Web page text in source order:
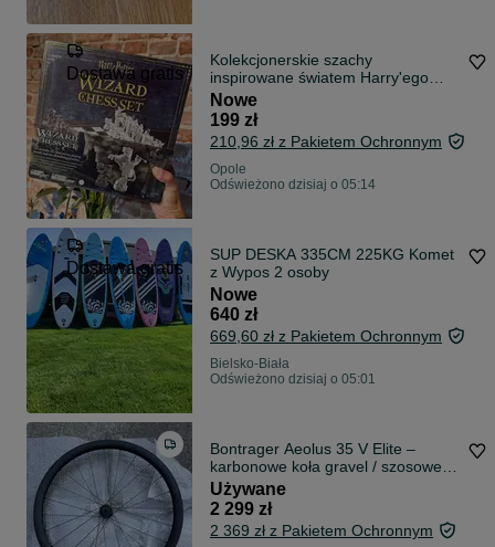
Dostawa gratis
Kolekcjonerskie szachy
inspirowane światem Harry'ego
Pottera
Nowe
199 zł
210,96 zł z Pakietem Ochronnym
Opole
Odświeżono dzisiaj o 05:14
Dostawa gratis
SUP DESKA 335CM 225KG Komet
z Wypos 2 osoby
Nowe
640 zł
669,60 zł z Pakietem Ochronnym
Bielsko-Biała
Odświeżono dzisiaj o 05:01
Bontrager Aeolus 35 V Elite –
karbonowe koła gravel / szosowe
TLR
Używane
2 299 zł
2 369 zł z Pakietem Ochronnym